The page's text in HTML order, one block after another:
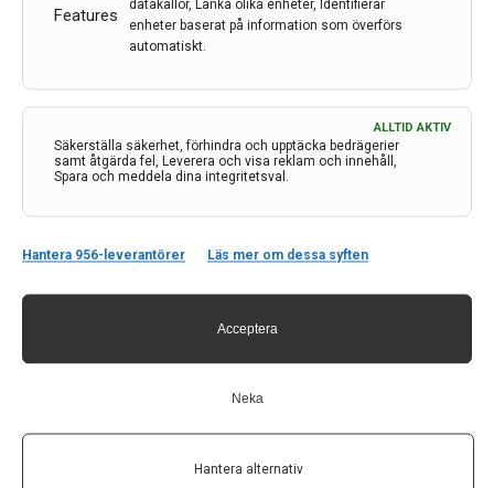
Features
datakällor, Länka olika enheter, Identifierar
enheter baserat på information som överförs
automatiskt.
Säkerställa säkerhet, förhindra och upptäcka bedrägerier
samt åtgärda fel, Leverera och visa reklam och innehåll,
Spara och meddela dina integritetsval.
ALLTID AKTIV
Hantera 956-leverantörer Läs mer om dessa syften
Acceptera
Neka
Hantera alternativ
AvEMA
29 mar 2021
Den 25 mars fick Ponvory positive opinion från CHMP.
Den aktiva substansen är ponesimod. En möjlig
verkningsmekanism är att ponesimod genomatt binda
LÄS MER...